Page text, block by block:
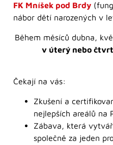
FK Mníšek pod Brdy
nábor dětí narozených v
Během měsíců dubna,
v úterý nebo
Čekají na vás:
Zkušení a
nejlepších areálů na
Zábava, která
společně za jeden